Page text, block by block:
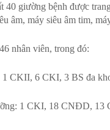
giường bệnh được
âm, máy siêu âm tim,
nhân viên, trong đó:
1 CKII, 6 CKI, 3 BS đa
1 CKI, 18 CNĐD,